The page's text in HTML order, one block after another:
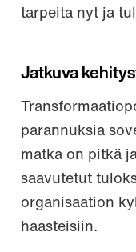
tarpeita nyt ja
Jatkuva
parannuksia
matka on pitkä
saavutetut
organisaation
haasteisiin.